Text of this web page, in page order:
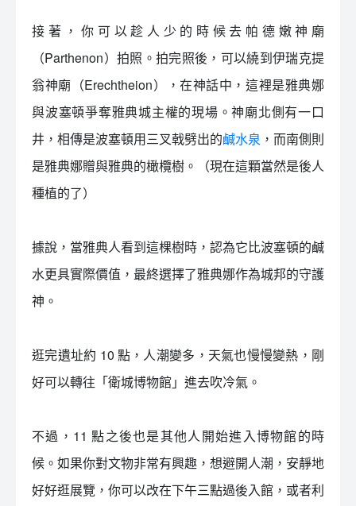
接著，你可以趁人少的時候去帕德嫩神廟
（Parthenon）拍照。拍完照後，可以繞到伊瑞克提
翁神廟（Erechtheion），在神話中，這裡是雅典娜
與波塞頓爭奪雅典城主權的現場。神廟北側有一口
井，相傳是波塞頓用三叉戟劈出的鹹水泉 ，而南側則
是雅典娜贈與雅典的橄欖樹。（現在這顆當然是後人
種植的了）
據說，當雅典人看到這棵樹時，認為它比波塞頓的鹹
水更具實際價值，最終選擇了雅典娜作為城邦的守護
神。
逛完遺址約 10 點，人潮變多，天氣也慢慢變熱，剛
好可以轉往「衛城博物館」進去吹冷氣。
不過，11 點之後也是其他人開始進入博物館的時
候。如果你對文物非常有興趣，想避開人潮，安靜地
好好逛展覽，你可以改在下午三點過後入館，或者利